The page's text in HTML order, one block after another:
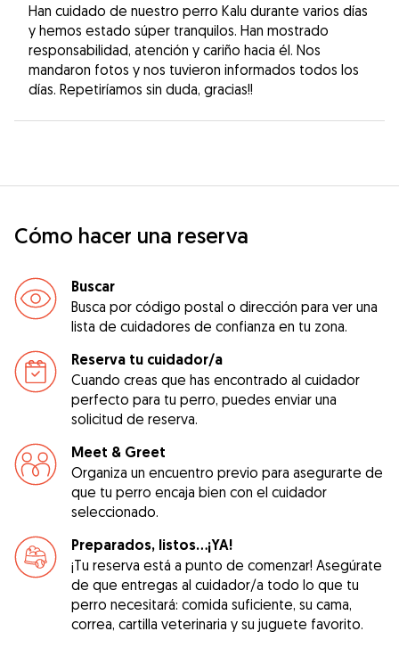
Han cuidado de nuestro perro Kalu durante varios días
y hemos estado súper tranquilos. Han mostrado
responsabilidad, atención y cariño hacia él. Nos
mandaron fotos y nos tuvieron informados todos los
días. Repetiríamos sin duda, gracias!!
Cómo hacer una reserva
Buscar
Busca por código postal o dirección para ver una
lista de cuidadores de confianza en tu zona.
Reserva tu cuidador/a
Cuando creas que has encontrado al cuidador
perfecto para tu perro, puedes enviar una
solicitud de reserva.
Meet & Greet
Organiza un encuentro previo para asegurarte de
que tu perro encaja bien con el cuidador
seleccionado.
Preparados, listos...¡YA!
¡Tu reserva está a punto de comenzar! Asegúrate
de que entregas al cuidador/a todo lo que tu
perro necesitará: comida suficiente, su cama,
correa, cartilla veterinaria y su juguete favorito.